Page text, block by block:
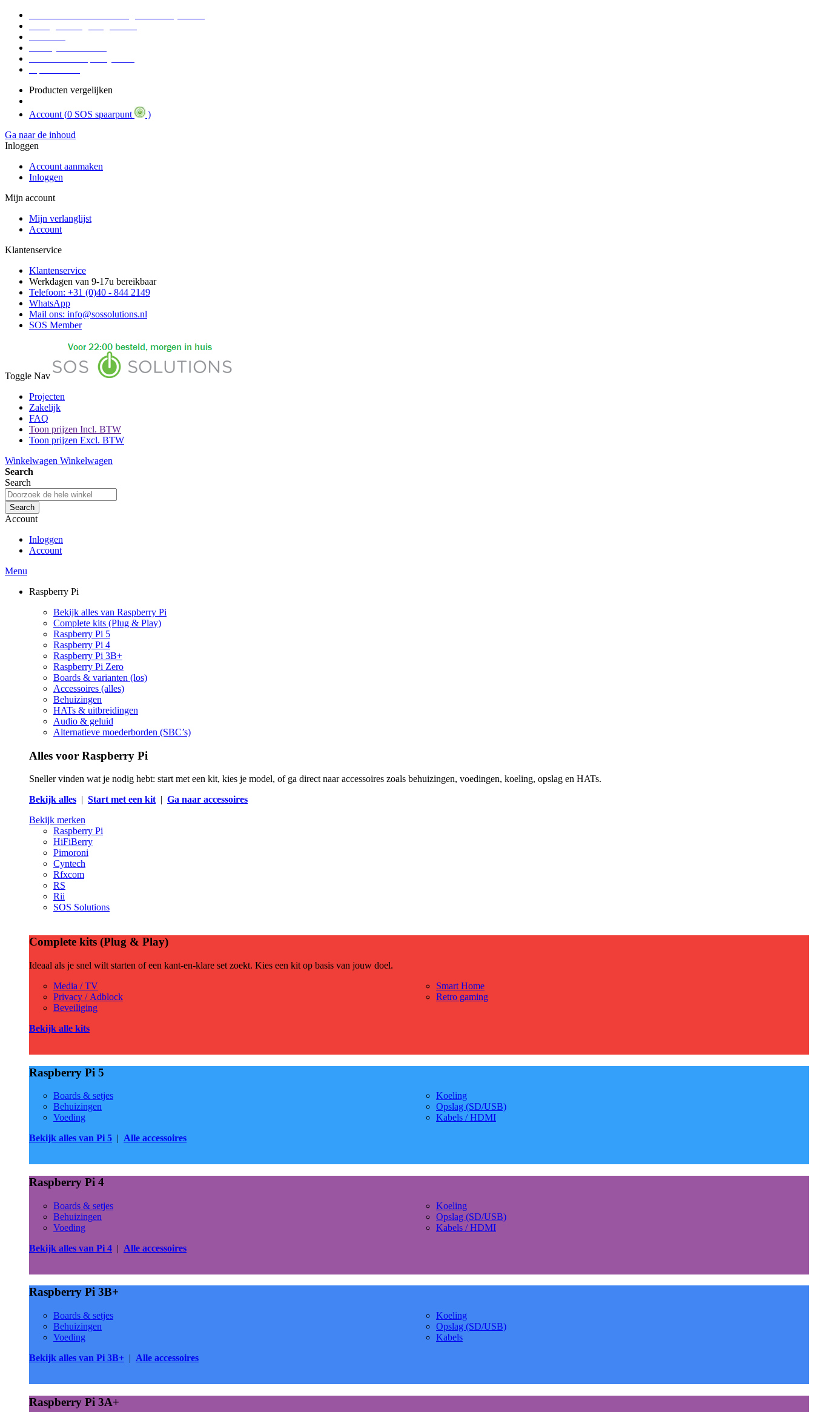
Producten vergelijken
Account (0 SOS spaarpunt
)
Ga naar de inhoud
Inloggen
Account aanmaken
Inloggen
Mijn account
Mijn verlanglijst
Account
Klantenservice
Klantenservice
Werkdagen van 9-17u bereikbaar
Telefoon: +31 (0)40 - 844 2149
WhatsApp
Mail ons: info@sossolutions.nl
SOS Member
Toggle Nav
Projecten
Zakelijk
FAQ
Toon prijzen Incl. BTW
Toon prijzen Excl. BTW
Winkelwagen Winkelwagen
Search
Search
Search
Account
Inloggen
Account
Menu
Raspberry Pi
Bekijk alles van Raspberry Pi
Complete kits (Plug & Play)
Raspberry Pi 5
Raspberry Pi 4
Raspberry Pi 3B+
Raspberry Pi Zero
Boards & varianten (los)
Accessoires (alles)
Behuizingen
HATs & uitbreidingen
Audio & geluid
Alternatieve moederborden (SBC’s)
Alles voor Raspberry Pi
Sneller vinden wat je nodig hebt: start met een kit, kies je model, of ga direct naar accessoires zoals behuizingen, voedingen, koeling, opslag en HATs.
Bekijk alles | Start met een kit| Ga naar accessoires
Bekijk merken
Raspberry Pi
HiFiBerry
Pimoroni
Cyntech
Rfxcom
RS
Rii
SOS Solutions
Complete kits (Plug & Play)
Ideaal als je snel wilt starten of een kant-en-klare set zoekt. Kies een kit op basis van jouw doel.
Media / TV
Privacy / Adblock
Beveiliging
Smart Home
Retro gaming
Bekijk alle kits
Raspberry Pi 5
Boards & setjes
Behuizingen
Voeding
Koeling
Opslag (SD/USB)
Kabels / HDMI
Bekijk alles van Pi 5 | Alle accessoires
Raspberry Pi 4
Boards & setjes
Behuizingen
Voeding
Koeling
Opslag (SD/USB)
Kabels / HDMI
Bekijk alles van Pi 4 | Alle accessoires
Raspberry Pi 3B+
Boards & setjes
Behuizingen
Voeding
Koeling
Opslag (SD/USB)
Kabels
Bekijk alles van Pi 3B+ | Alle accessoires
Raspberry Pi 3A+